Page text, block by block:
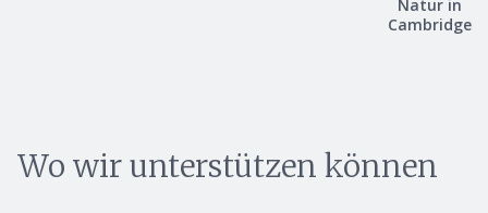
Natur in
Cambridge
Wo wir unterstützen können